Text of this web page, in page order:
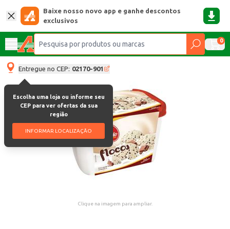
Baixe nosso novo app e ganhe descontos
exclusivos
0
Entregue no CEP: 02170-901
Escolha uma loja ou informe seu
CEP para ver ofertas da sua
região
INFORMAR LOCALIZAÇÃO
Clique na imagem para ampliar.